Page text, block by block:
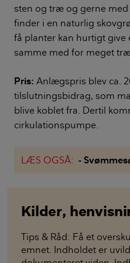
sten og træ og gerne
finder i en naturlig
få planter kan hurtigt
samme med for meget
Pris: Anlægspris blev ca.
tilslutningsbidrag, som
blive koblet fra. Dertil
cirkulationspumpe.
LÆS OGSÅ: -
Kilder,
Tips & Råd: Få et
emnet. Indholdet er